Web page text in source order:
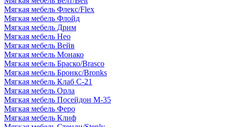
Мягкая мебель Флекс/Flex
Мягкая мебель Флойд
Мягкая мебель Дрим
Мягкая мебель Нео
Мягкая мебель Вейв
Мягкая мебель Монако
Мягкая мебель Браско/Brasco
Мягкая мебель Бронкс/Bronks
Мягкая мебель Клаб С-21
Мягкая мебель Орла
Мягкая мебель Посейдон М-35
Мягкая мебель Феро
Мягкая мебель Клиф